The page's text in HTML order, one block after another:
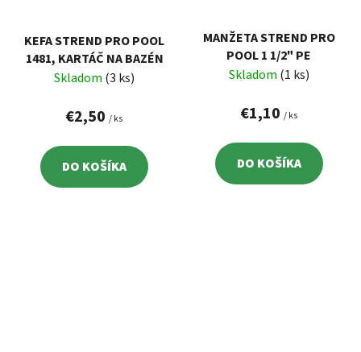
KEFA STREND PRO POOL
1481, KARTÁČ NA BAZÉN
Skladom (3 ks)
€2,50 / ks
DO KOŠÍKA
MANŽETA STREND PRO
POOL 1 1/2" PE
Skladom (1 ks)
€1,10 / ks
DO KOŠÍKA